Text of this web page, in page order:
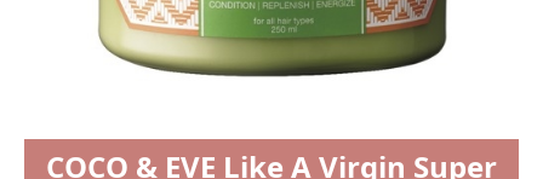
COCO & EVE Like A Virgin Super